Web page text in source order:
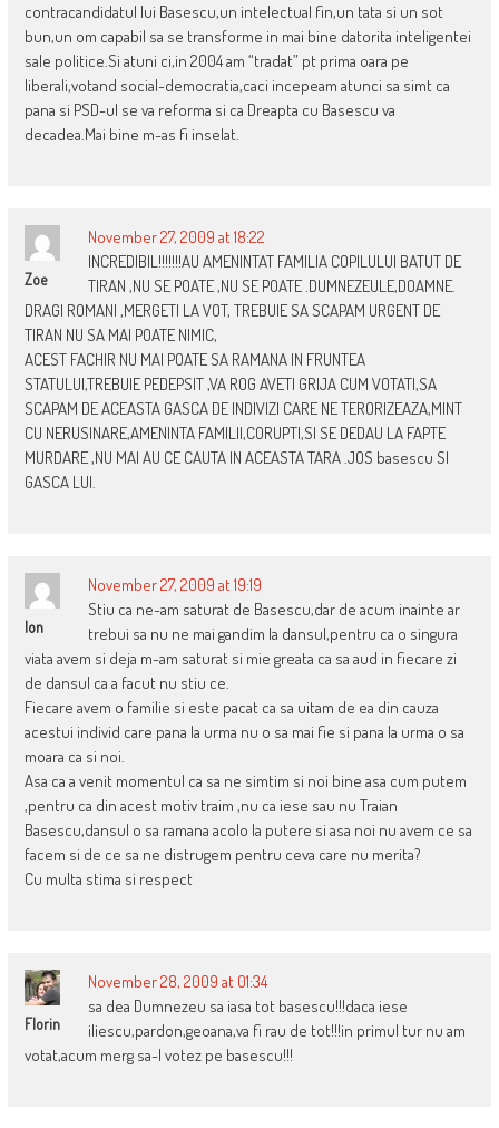
contracandidatul lui Basescu,un intelectual fin,un tata si un sot
bun,un om capabil sa se transforme in mai bine datorita inteligentei
sale politice.Si atuni ci,in 2004 am “tradat” pt prima oara pe
liberali,votand social-democratia,caci incepeam atunci sa simt ca
pana si PSD-ul se va reforma si ca Dreapta cu Basescu va
decadea.Mai bine m-as fi inselat.
Zoe
November 27, 2009 at 18:22
INCREDIBIL!!!!!!!AU AMENINTAT FAMILIA COPILULUI BATUT DE
TIRAN ,NU SE POATE ,NU SE POATE .DUMNEZEULE,DOAMNE.
DRAGI ROMANI ,MERGETI LA VOT, TREBUIE SA SCAPAM URGENT DE
TIRAN NU SA MAI POATE NIMIC,
ACEST FACHIR NU MAI POATE SA RAMANA IN FRUNTEA
STATULUI,TREBUIE PEDEPSIT ,VA ROG AVETI GRIJA CUM VOTATI,SA
SCAPAM DE ACEASTA GASCA DE INDIVIZI CARE NE TERORIZEAZA,MINT
CU NERUSINARE,AMENINTA FAMILII,CORUPTI,SI SE DEDAU LA FAPTE
MURDARE ,NU MAI AU CE CAUTA IN ACEASTA TARA .JOS basescu SI
GASCA LUI.
Ion
November 27, 2009 at 19:19
Stiu ca ne-am saturat de Basescu,dar de acum inainte ar
trebui sa nu ne mai gandim la dansul,pentru ca o singura
viata avem si deja m-am saturat si mie greata ca sa aud in fiecare zi
de dansul ca a facut nu stiu ce.
Fiecare avem o familie si este pacat ca sa uitam de ea din cauza
acestui individ care pana la urma nu o sa mai fie si pana la urma o sa
moara ca si noi.
Asa ca a venit momentul ca sa ne simtim si noi bine asa cum putem
,pentru ca din acest motiv traim ,nu ca iese sau nu Traian
Basescu,dansul o sa ramana acolo la putere si asa noi nu avem ce sa
facem si de ce sa ne distrugem pentru ceva care nu merita?
Cu multa stima si respect
Florin
November 28, 2009 at 01:34
sa dea Dumnezeu sa iasa tot basescu!!!daca iese
iliescu,pardon,geoana,va fi rau de tot!!!in primul tur nu am
votat,acum merg sa-l votez pe basescu!!!